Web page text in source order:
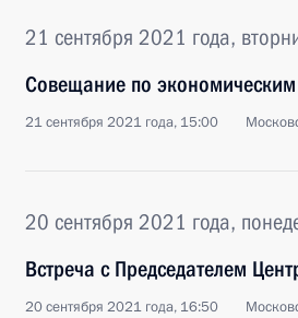
21 сентября 2021 года,
Совещание по
21 сентября 2021 года, 15:00
20 сентября 2021 года,
Встреча с Председателем
20 сентября 2021 года, 16:50